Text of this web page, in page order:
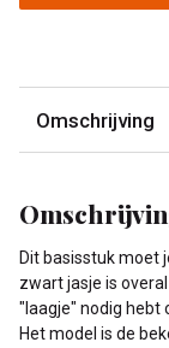
Omschrijving
Dit basisstuk moet
zwart jasje is
"laagje" nodig hebt
Het model is de